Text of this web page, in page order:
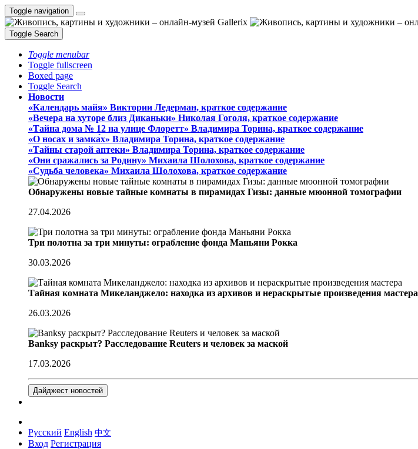
Toggle navigation
Toggle Search
Toggle menubar
Toggle fullscreen
Boxed page
Toggle Search
Новости
«Календарь майя» Виктории Ледерман, краткое содержание
«Вечера на хуторе близ Диканьки» Николая Гоголя, краткое содержание
«Тайна дома № 12 на улице Флоретт» Владимира Торина, краткое содержание
«О носах и замка́х» Владимира Торина, краткое содержание
«Тайны старой аптеки» Владимира Торина, краткое содержание
«Они сражались за Родину» Михаила Шолохова, краткое содержание
«Судьба человека» Михаила Шолохова, краткое содержание
Обнаружены новые тайные комнаты в пирамидах Гизы: данные мюонной томографии
27.04.2026
Три полотна за три минуты: ограбление фонда Маньяни Рокка
30.03.2026
Тайная комната Микеланджело: находка из архивов и нераскрытые произведения мастера
26.03.2026
Banksy раскрыт? Расследование Reuters и человек за маской
17.03.2026
Дайджест новостей
Русский English 中文
Вход Регистрация